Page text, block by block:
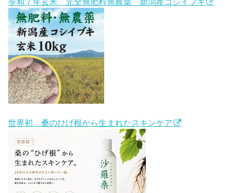
世界初 桑のひげ根から生まれたスキンケア